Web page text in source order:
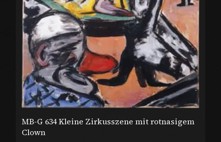
MB-G 634 Kleine Zirkusszene mit rotnasigem
Clown